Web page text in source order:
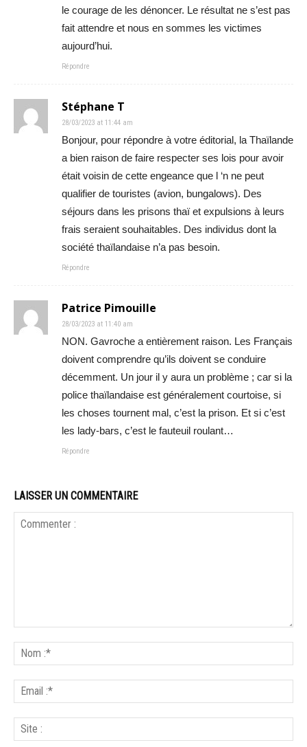
le courage de les dénoncer. Le résultat ne s’est pas
fait attendre et nous en sommes les victimes
aujourd’hui.
Répondre
Stéphane T
28/03/2023 at 11:44 am
Bonjour, pour répondre à votre éditorial, la Thaïlande
a bien raison de faire respecter ses lois pour avoir
était voisin de cette engeance que l ‘n ne peut
qualifier de touristes (avion, bungalows). Des
séjours dans les prisons thaï et expulsions à leurs
frais seraient souhaitables. Des individus dont la
société thaïlandaise n’a pas besoin.
Répondre
Patrice Pimouille
28/03/2023 at 11:40 am
NON. Gavroche a entièrement raison. Les Français
doivent comprendre qu’ils doivent se conduire
décemment. Un jour il y aura un problème ; car si la
police thaïlandaise est généralement courtoise, si
les choses tournent mal, c’est la prison. Et si c’est
les lady-bars, c’est le fauteuil roulant…
Répondre
LAISSER UN COMMENTAIRE